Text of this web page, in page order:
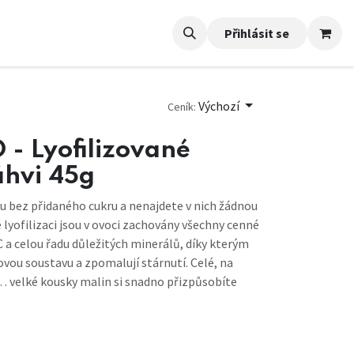
Přihlásit se
Ceník: Výchozí
- Lyofilizované
45g
bez přidaného cukru a nenajdete v nich žádnou
jsou v ovoci zachovány všechny cenné
a celou řadu důležitých minerálů, díky kterým
soustavu a zpomalují stárnutí. Celé, na
velké kousky malin si snadno přizpůsobíte